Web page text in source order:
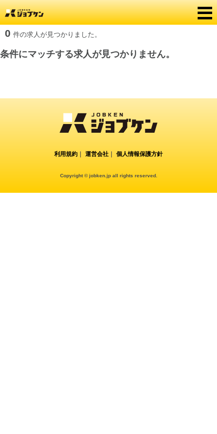
0 件の求人が見つかりました。
条件にマッチする求人が見つかりません。
利用規約 運営会社 個人情報保護方針
Copyright © jobken.jp all rights reserved.